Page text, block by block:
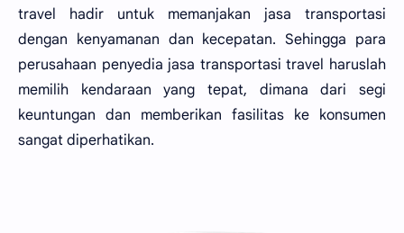
travel hadir untuk memanjakan jasa transportasi
dengan kenyamanan dan kecepatan. Sehingga para
perusahaan penyedia jasa transportasi travel haruslah
memilih kendaraan yang tepat, dimana dari segi
keuntungan dan memberikan fasilitas ke konsumen
sangat diperhatikan.